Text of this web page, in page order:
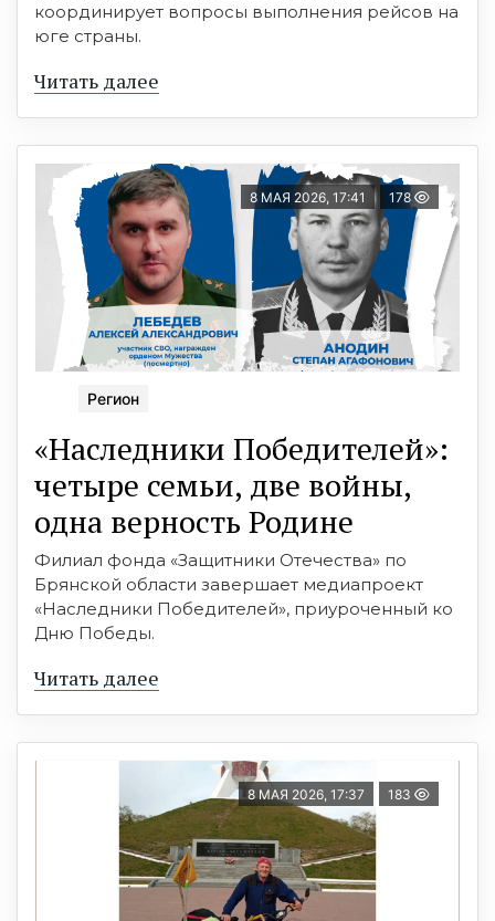
координирует вопросы выполнения рейсов на
юге страны.
Читать далее
8 МАЯ 2026, 17:41 178
Регион
«Наследники Победителей»:
четыре семьи, две войны,
одна верность Родине
Филиал фонда «Защитники Отечества» по
Брянской области завершает медиапроект
«Наследники Победителей», приуроченный ко
Дню Победы.
Читать далее
8 МАЯ 2026, 17:37 183